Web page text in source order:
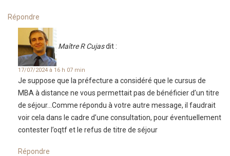
Répondre
Maître R Cujasdit :
17/07/2024 à 16 h 07 min
Je suppose que la préfecture a considéré que le cursus de
MBA à distance ne vous permettait pas de bénéficier d’un titre
de séjour…Comme répondu à votre autre message, il faudrait
voir cela dans le cadre d’une consultation, pour éventuellement
contester l’oqtf et le refus de titre de séjour
Répondre